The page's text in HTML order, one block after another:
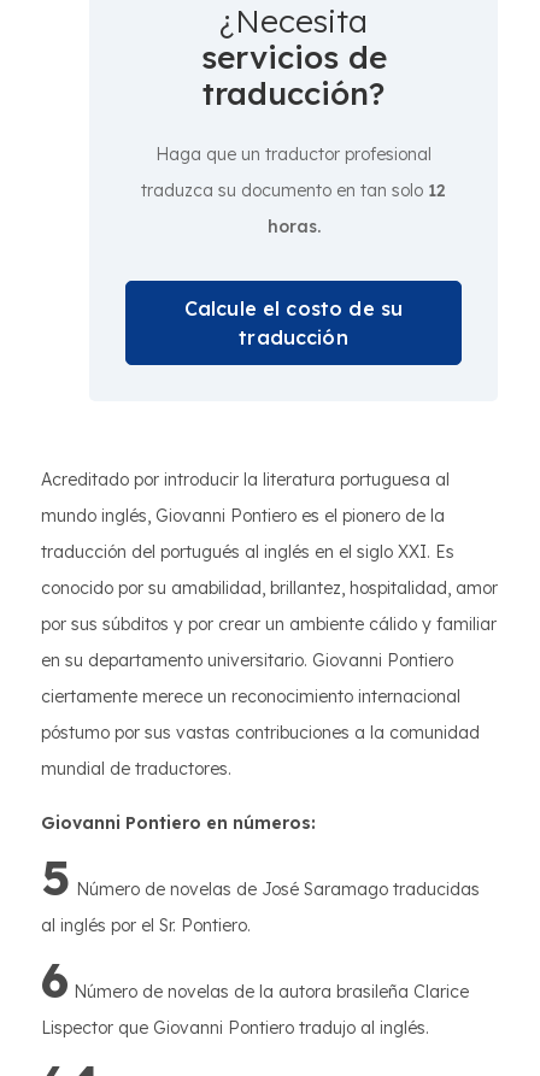
¿Necesita
servicios de
traducción?
Haga que un traductor profesional
traduzca su documento en tan solo 12
horas.
Calcule el costo de su
traducción
Acreditado por introducir la literatura portuguesa al
mundo inglés, Giovanni Pontiero es el pionero de la
traducción del portugués al inglés en el siglo XXI. Es
conocido por su amabilidad, brillantez, hospitalidad, amor
por sus súbditos y por crear un ambiente cálido y familiar
en su departamento universitario. Giovanni Pontiero
ciertamente merece un reconocimiento internacional
póstumo por sus vastas contribuciones a la comunidad
mundial de traductores.
Giovanni Pontiero en números:
5 Número de novelas de José Saramago traducidas
al inglés por el Sr. Pontiero.
6 Número de novelas de la autora brasileña Clarice
Lispector que Giovanni Pontiero tradujo al inglés.